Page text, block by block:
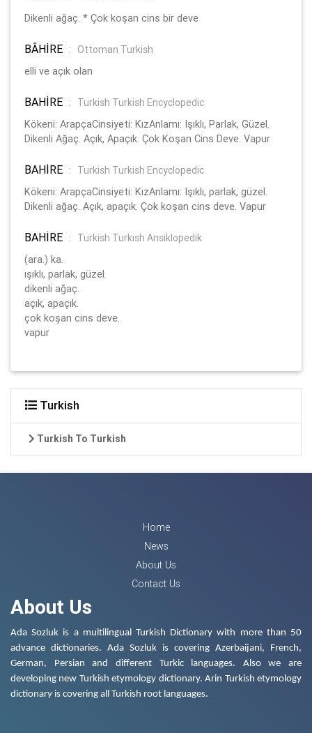
Dikenli ağaç. * Çok koşan cins bir deve
BÂHİRE :
Ottoman Turkish
elli ve açık olan
BAHİRE :
Turkish Turkish Encyclopedic
Kökeni: ArapçaCinsiyeti: KızAnlamı: Işıklı, Parlak, Güzel.
Dikenli Ağaç. Açık, Apaçık. Çok Koşan Cins Deve. Vapur
BAHİRE :
Turkish Turkish Encyclopedic
Kökeni: ArapçaCinsiyeti: KızAnlamı: Işıklı, parlak, güzel.
Dikenli ağaç. Açık, apaçık. Çok koşan cins deve. Vapur
BAHİRE :
Turkish Turkish Ansiklopedik
(ara.) ka.
ışıklı, parlak, güzel.
dikenli ağaç.
açık, apaçık.
çok koşan cins deve.
vapur
Turkish
Turkish To Turkish
Home
News
About Us
Contact Us
About Us
Ada Sozluk is a multilingual Turkish Dictionary with more than 50
advance dictionaries. Ada Sozluk is covering Azerbaijani, French,
German, Persian and different Turkic languages. Also we are
developing new Turkish etymology dictionary. Arin Turkish etymology
dictionary is covering all Turkish root languages.